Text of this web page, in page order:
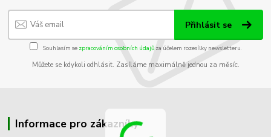
Přihlásit se
Souhlasím se zpracováním osobních údajůza účelem rozesílky newsletteru.
Můžete se kdykoli odhlásit. Zasíláme maximálně jednou za měsíc.
Informace pro zákazníky